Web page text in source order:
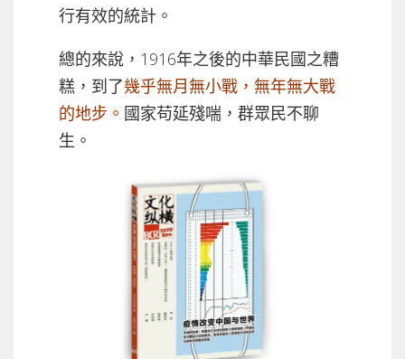
行有效的統計。
總的來說，1916年之後的中華民國之糟
糕，到了幾乎無月無小戰，無年無大戰
的地步。 國家苟延殘喘，群眾民不聊
生。